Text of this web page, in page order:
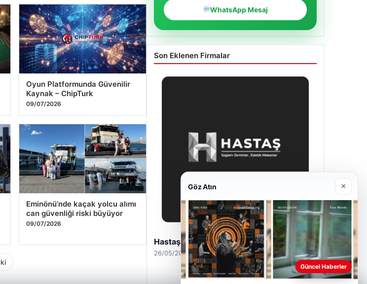
Galatasaray MCT Technic,
Takımına Tecrübeli
Basketbolcu Aleksej Nikolic’i
Katarakladı!
10/07/2026
Oyun Platformunda Güvenilir
Kaynak – ChipTurk
09/07/2026
08/08/2026
Kelebek.Org İle Dijital İletişimin Sertifikalı Adresi
Ve Chat Deneyimi
Son Eklenen Firmalar
Göz Atın ×
Güncel Haberler